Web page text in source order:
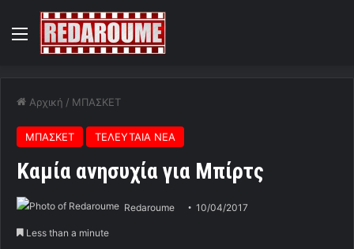
Menu
Αρχική / ΜΠΑΣΚΕΤ
ΜΠΑΣΚΕΤ ΤΕΛΕΥΤΑΙΑ ΝΕΑ
Kαμία ανησυχία για Μπίρτς
Redaroume 10/04/2017
Less than a minute